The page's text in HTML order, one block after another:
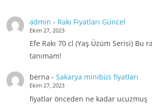
admin - Rakı Fiyatları Güncel
Ekim 27, 2023
Efe Rakı 70 cl (Yaş Üzüm Serisi) Bu
tanımam!
berna - Sakarya minibüs fiyatları
Ekim 27, 2023
fiyatlar önceden ne kadar ucuzmuş